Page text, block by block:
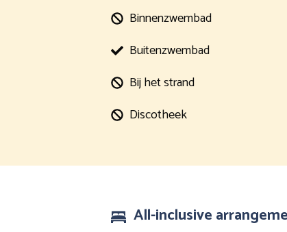
Binnenzwembad
Buitenzwembad
Bij het strand
Discotheek
All-inclusive